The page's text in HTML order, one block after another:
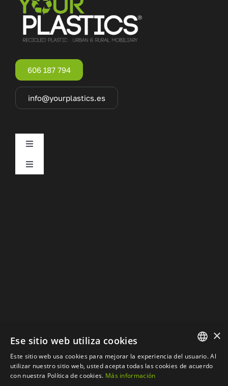
606 187 794
info@yourplastics.es
Toggle
Navigation
Aviso Legal
Toggle
SPANISH
×
Ese sitio web utiliza cookies
Este sitio web usa cookies para mejorar la experiencia del usuario. Al
utilizar nuestro sitio web, usted acepta todas las cookies de acuerdo
con nuestra Política de cookies. Más información